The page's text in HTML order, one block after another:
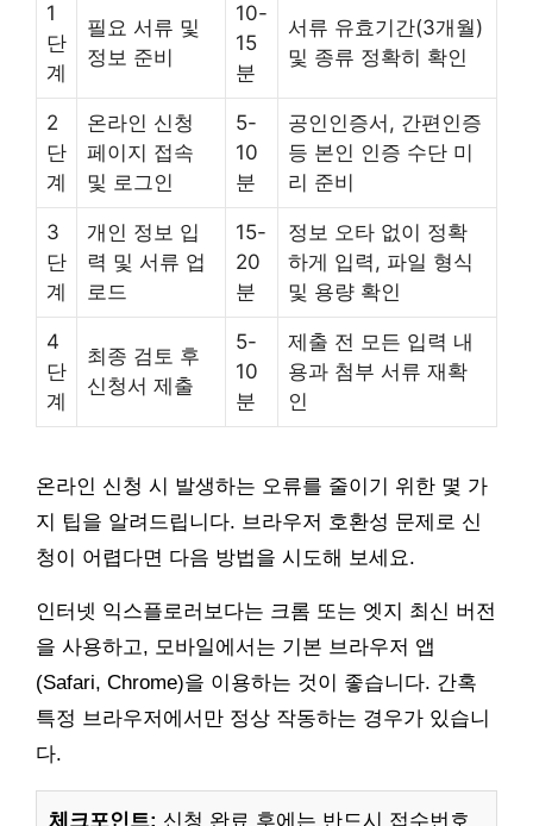
1
단
계
필요 서류 및
정보 준비
10-
15
분
서류 유효기간(3개월)
및 종류 정확히 확인
2
단
계
온라인 신청
페이지 접속
및 로그인
5-
10
분
공인인증서, 간편인증
등 본인 인증 수단 미
리 준비
3
단
계
개인 정보 입
력 및 서류 업
로드
15-
20
분
정보 오타 없이 정확
하게 입력, 파일 형식
및 용량 확인
4
단
계
최종 검토 후
신청서 제출
5-
10
분
제출 전 모든 입력 내
용과 첨부 서류 재확
인
온라인 신청 시 발생하는 오류를 줄이기 위한 몇 가
지 팁을 알려드립니다. 브라우저 호환성 문제로 신
청이 어렵다면 다음 방법을 시도해 보세요.
인터넷 익스플로러보다는 크롬 또는 엣지 최신 버전
을 사용하고, 모바일에서는 기본 브라우저 앱
(Safari, Chrome)을 이용하는 것이 좋습니다. 간혹
특정 브라우저에서만 정상 작동하는 경우가 있습니
다.
체크포인트: 신청 완료 후에는 반드시 접수번호